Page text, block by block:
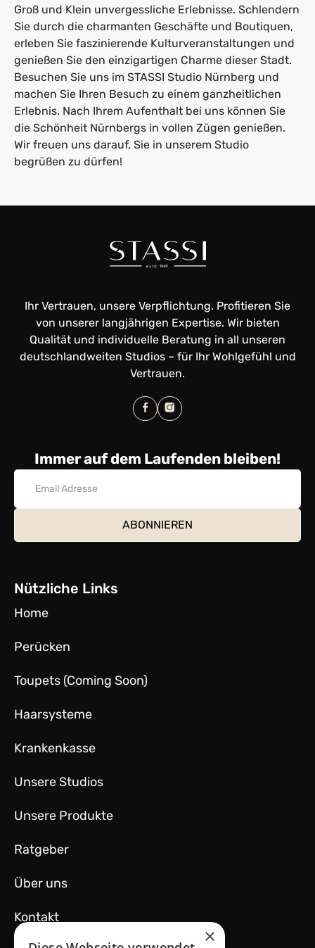
Groß und Klein unvergessliche Erlebnisse. Schlendern
Sie durch die charmanten Geschäfte und Boutiquen,
erleben Sie faszinierende Kulturveranstaltungen und
genießen Sie den einzigartigen Charme dieser Stadt.
Besuchen Sie uns im STASSI Studio Nürnberg und
machen Sie Ihren Besuch zu einem ganzheitlichen
Erlebnis. Nach Ihrem Aufenthalt bei uns können Sie
die Schönheit Nürnbergs in vollen Zügen genießen.
Wir freuen uns darauf, Sie in unserem Studio
begrüßen zu dürfen!
Ihr Vertrauen, unsere Verpflichtung. Profitieren Sie
von unserer langjährigen Expertise. Wir bieten
Qualität und individuelle Beratung in all unseren
deutschlandweiten Studios – für Ihr Wohlgefühl und
Vertrauen.
Immer auf dem Laufenden bleiben!
Nützliche Links
Home
Perücken
Toupets (Coming Soon)
Haarsysteme
Krankenkasse
Unsere Studios
Unsere Produkte
Ratgeber
Über uns
Kontakt
×